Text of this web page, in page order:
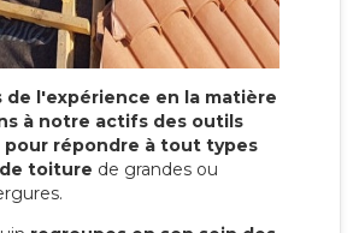
de l'expérience en la matière
à notre actifs des outils
pour répondre à tout types
toiture de grandes ou